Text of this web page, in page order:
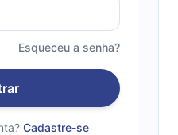
Esqueceu a senha?
Cadastre-se